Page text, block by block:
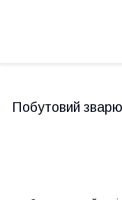
Побутовий